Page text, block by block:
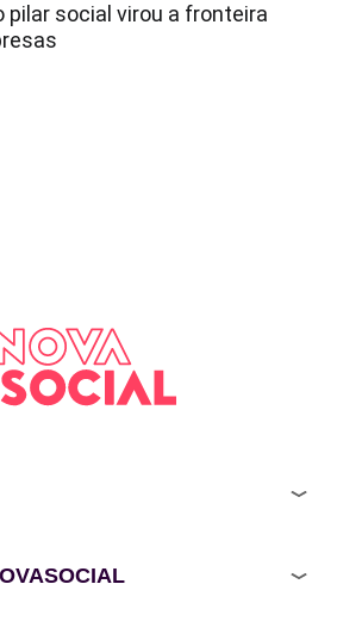
pilar social virou a fronteira